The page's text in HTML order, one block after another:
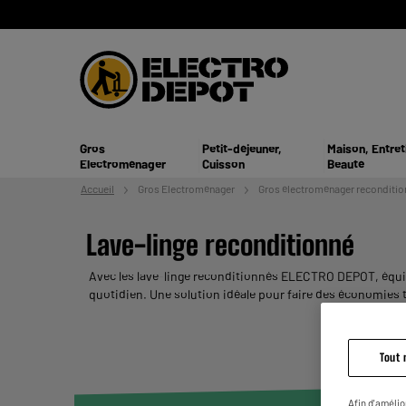
Gros
Electroménager
Petit-déjeuner,
Cuisson
Maison,
Beauté
Accueil Gros Electroménager Gros électroménager
Lave-linge reconditionné
Avec les lave-linge reconditionnés ELECTRO DEPOT,
quotidien. Une solution idéale pour faire des économies
Tout
Afin